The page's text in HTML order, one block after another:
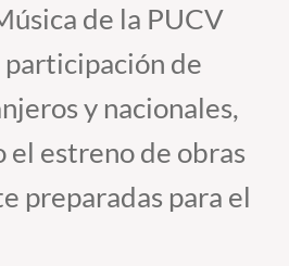
de la PUCV
participación de
y nacionales,
el estreno de obras
preparadas para el